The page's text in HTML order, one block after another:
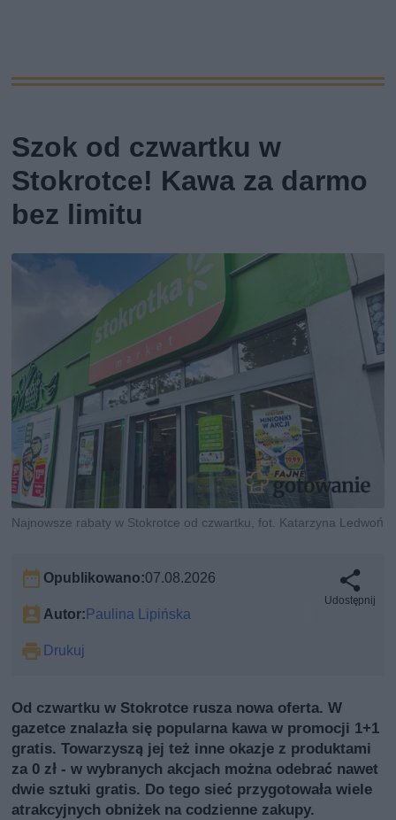
Szok od czwartku w
Stokrotce! Kawa za darmo
bez limitu
Najnowsze rabaty w Stokrotce od czwartku, fot. Katarzyna Ledwoń
Opublikowano:07.08.2026
Autor: Paulina Lipińska
Drukuj
Udostępnij
Od czwartku w Stokrotce rusza nowa oferta. W
gazetce znalazła się popularna kawa w promocji 1+1
gratis. Towarzyszą jej też inne okazje z produktami
za 0 zł - w wybranych akcjach można odebrać nawet
dwie sztuki gratis. Do tego sieć przygotowała wiele
atrakcyjnych obniżek na codzienne zakupy.